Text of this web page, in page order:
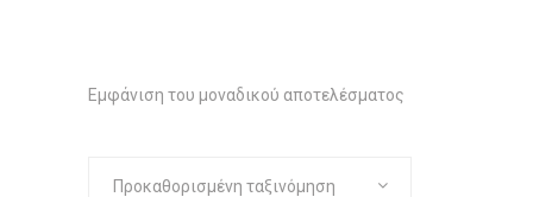
Εμφάνιση του μοναδικού αποτελέσματος
Προκαθορισμένη ταξινόμηση